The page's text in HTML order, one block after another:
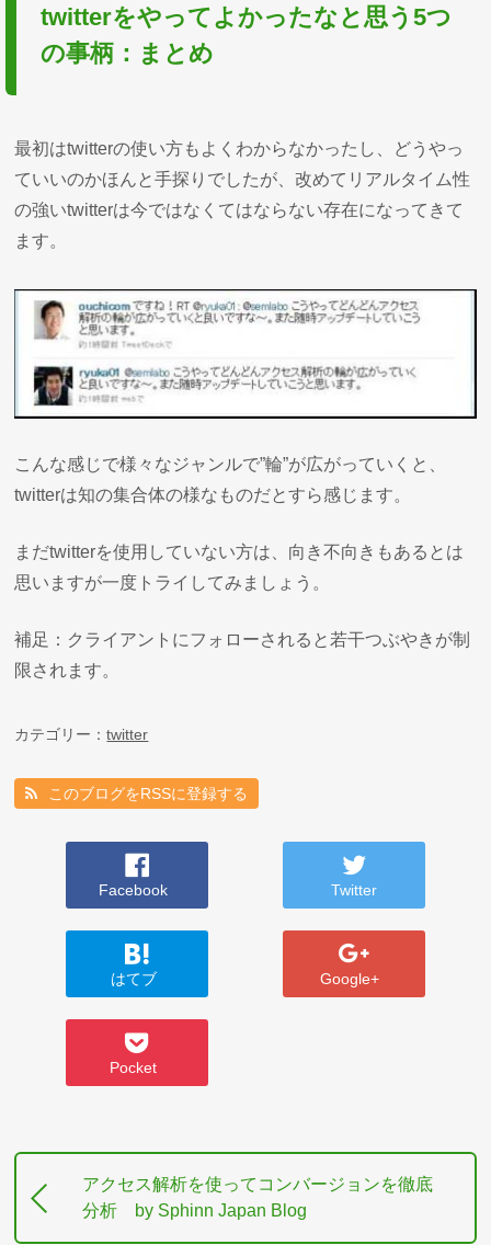
twitterをやってよかったなと思う5つ
の事柄：まとめ
最初はtwitterの使い方もよくわからなかったし、どうやっ
ていいのかほんと手探りでしたが、改めてリアルタイム性
の強いtwitterは今ではなくてはならない存在になってきて
ます。
こんな感じで様々なジャンルで”輪”が広がっていくと、
twitterは知の集合体の様なものだとすら感じます。
まだtwitterを使用していない方は、向き不向きもあるとは
思いますが一度トライしてみましょう。
補足：クライアントにフォローされると若干つぶやきが制
限されます。
カテゴリー：twitter
このブログをRSSに登録する
Facebook Twitter
はてブ Google+
Pocket
アクセス解析を使ってコンバージョンを徹底
分析 by Sphinn Japan Blog